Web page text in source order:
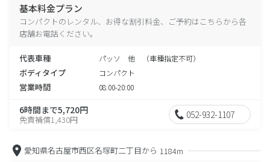
基本料金プラン
コンパクトのレンタル、お得な割引料金、ご予約はこちらから各
店舗お電話ください。
代表車種 パッソ 他 （車種指定不可）
ボディタイプ コンパクト
営業時間 08:00-20:00
6時間まで5,720円
免責補償1,430円 052-932-1107
愛知県名古屋市西区名塚町二丁目から 1184m